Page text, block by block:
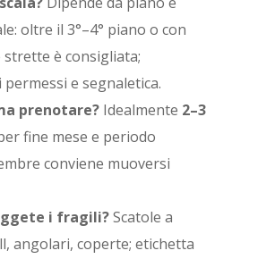
oltre il 3°–4° piano o con
è consigliata;
e segnaletica.
prenotare?Idealmente 2–3
fine mese e periodo
conviene muoversi
i fragili?Scatole a
angolari, coperte; etichetta